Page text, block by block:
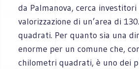
da Palmanova, cerca investitori
valorizzazione di un’area di
quadrati. Per quanto sia una
enorme per un comune che,
chilometri quadrati, è uno dei